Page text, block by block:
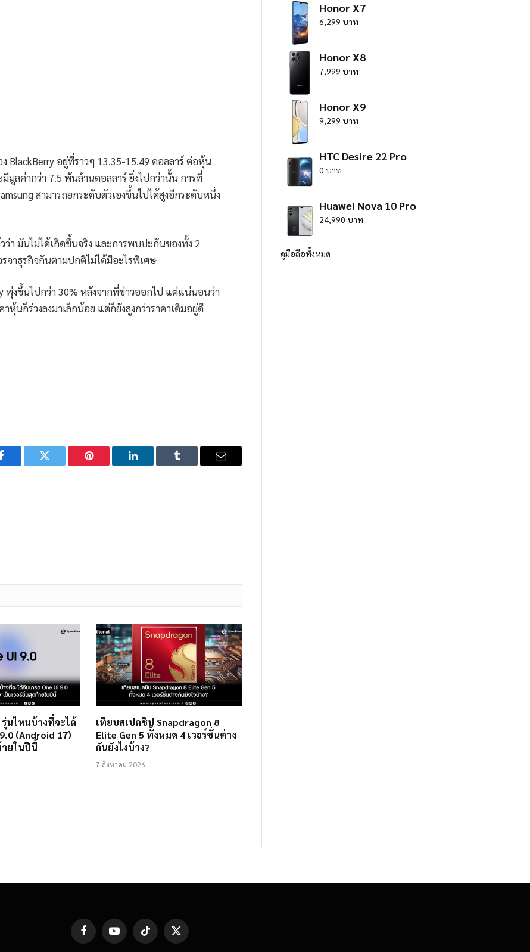
BlackBerry อยู่ที่ราวๆ 13.35-15.49 ดอลลาร์ ต่อหุ้น
มูลค่ากว่า 7.5 พันล้านดอลลาร์ ยิ่งไปกว่านั้น การที่
สามารถยกระดับตัวเองขึ้นไปได้สูงอีกระดับหนึ่ง
า มันไม่ได้เกิดขึ้นจริง และการพบปะกันของทั้ง 2
จาธุรกิจกันตามปกติไม่ได้มีอะไรพิเศษ
งขึ้นไปกว่า 30% หลังจากที่ข่าวออกไป แต่แน่นอนว่า
หุ้นก็ร่วงลงมาเล็กน้อย แต่ก็ยังสูงกว่าราคาเดิมอยู่ดี
Facebook Twitter Pinterest LinkedIn Tumblr Email
รุ่นไหนบ้างที่จะได้
(Android 17)
ายในปีนี้
เทียบสเปคชิป Snapdragon 8
Elite Gen 5 ทั้งหมด 4 เวอร์ชั่นต่าง
กันยังไงบ้าง?
7 สิงหาคม 2026
Honor X7
6,299 บาท
Honor X8
7,999 บาท
Honor X9
9,299 บาท
HTC Desire 22 Pro
0 บาท
Huawei Nova 10 Pro
24,990 บาท
ดูมือถือทั้งหมด
FacebookYouTube TikTok
X